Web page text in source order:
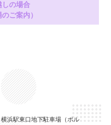
しの場合
ご案内）
横浜駅東口地下駐車場（ポル